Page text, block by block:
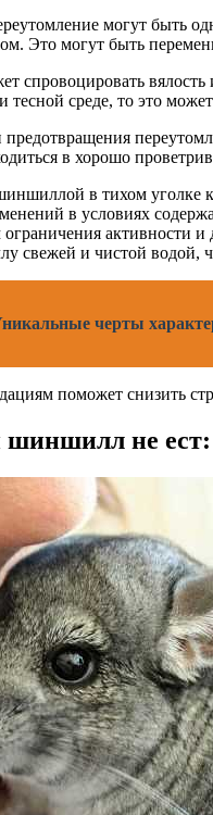
могут быть
Это могут быть
спровоцировать
среде, то это
предотвращения
в хорошо
в тихом уголке
в условиях
активности и
свежей и чистой водой,
черты
поможет снизить
шиншилл не ест: